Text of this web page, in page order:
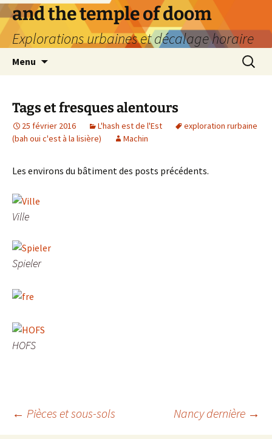
Aller
au
contenu
and the temple of doom
Explorations urbaines et décalage horaire
Menu
Tags et fresques alentours
25 février 2016 L'hash est de l'Est
exploration rurbaine
(bah oui c'est à la lisière)
Machin
Les environs du bâtiment des posts précédents.
Ville
Spieler
HOFS
Navigation
← Pièces et sous-sols Nancy dernière →